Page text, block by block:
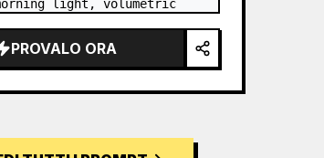
light, volumetric
PROVALO ORA